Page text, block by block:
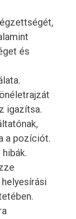
és
igazítsa.
a pozíciót.